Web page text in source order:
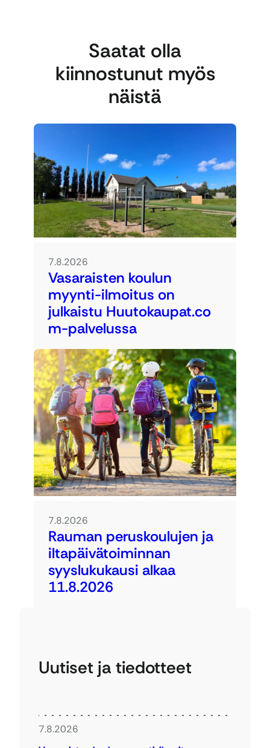
Saatat olla
kiinnostunut myös
näistä
7.8.2026
Vasaraisten koulun
myynti-ilmoitus on
julkaistu Huutokaupat.co
m-palvelussa
7.8.2026
Rauman peruskoulujen ja
iltapäivätoiminnan
syyslukukausi alkaa
11.8.2026
Uutiset ja tiedotteet
7.8.2026